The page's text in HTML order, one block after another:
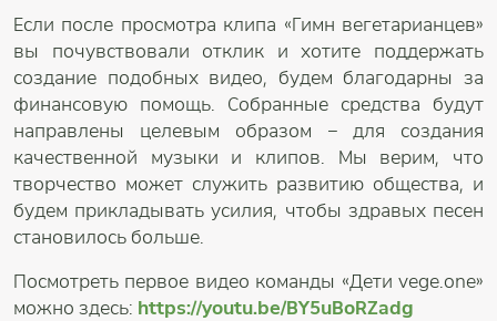
Если после просмотра клипа «Гимн вегетарианцев»
вы почувствовали отклик и хотите поддержать
создание подобных видео, будем благодарны за
финансовую помощь. Собранные средства будут
направлены целевым образом – для создания
качественной музыки и клипов. Мы верим, что
творчество может служить развитию общества, и
будем прикладывать усилия, чтобы здравых песен
становилось больше.
Посмотреть первое видео команды «Дети vege.one»
можно здесь: https://youtu.be/BY5uBoRZadg